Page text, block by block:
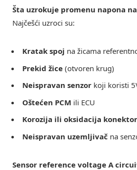
Šta uzrokuje promenu napona
Najčešći uzroci su:
Kratak spoj na žicama
Prekid žice (otvoren krug)
Neispravan senzor koji koristi
Oštećen PCM ili ECU
Korozija ili oksidacija
Neispravan uzemljivač na
Sensor reference voltage A